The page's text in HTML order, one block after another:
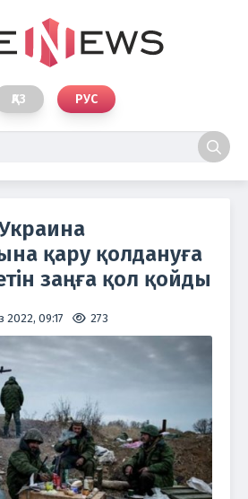
ҚАЗ РУС
қару қолдануға
заңға қол қойды
2022, 09:17 273